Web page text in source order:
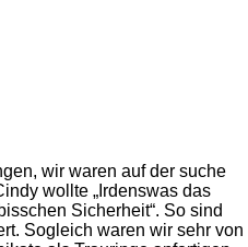
wir waren auf der suche
wollte „Irdenswas das
Sicherheit“. So sind
Sogleich waren wir sehr von